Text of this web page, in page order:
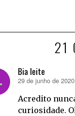
21
Bia leite
disse:
29 de junho de
Acredito
curiosidade.